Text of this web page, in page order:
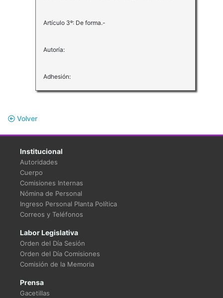
Artículo 3º: De forma.-
Autoría:
Adhesión:
Volver
Institucional
Autoridades
Cuerpo
Comisiones Internas
Nómina de Personal
Ingreso Personal Planta Política
Correos y Teléfonos
Labor Legislativa
Orden del Día Sesión
Orden del Día Comisiones
Comisión de la Memoria
Prensa
Gacetillas